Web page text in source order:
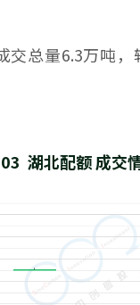
交总量6.3万吨
03  湖北配额 成交